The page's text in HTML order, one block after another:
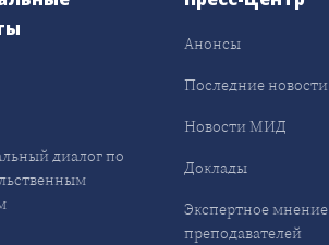
диалог по
Анонсы
Последние новости
Новости МИД
Доклады
Экспертное мнение
преподавателей